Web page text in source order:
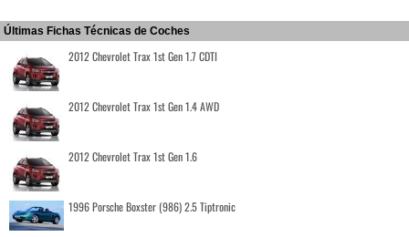
Últimas Fichas Técnicas de Coches
2012 Chevrolet Trax 1st Gen 1.7 CDTI
2012 Chevrolet Trax 1st Gen 1.4 AWD
2012 Chevrolet Trax 1st Gen 1.6
1996 Porsche Boxster (986) 2.5 Tiptronic